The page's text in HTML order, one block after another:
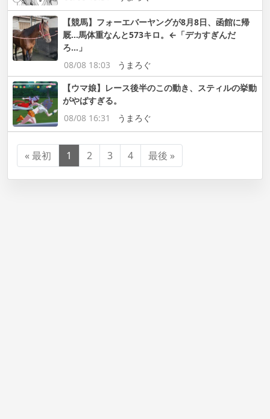
【競馬】フォーエバーヤングが8月8日、函館に帰
厩…馬体重なんと573キロ。←「デカすぎんだ
ろ…」
08/08 18:03
うまろぐ
【ウマ娘】レース後半のこの動き、スティルの挙動
がやばすぎる。
08/08 16:31
うまろぐ
« 最初 1 2 3 4 最後 »